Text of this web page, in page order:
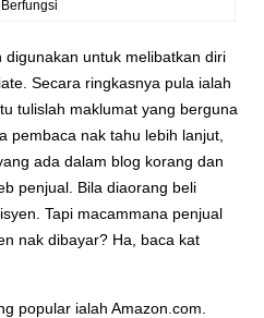
untuk melibatkan diri
Secara ringkasnya pula ialah
tulislah maklumat yang berguna
pembaca nak tahu lebih lanjut,
ada dalam blog korang dan
penjual. Bila diaorang beli
Tapi macammana penjual
nak dibayar? Ha, baca kat
popular ialah Amazon.com.